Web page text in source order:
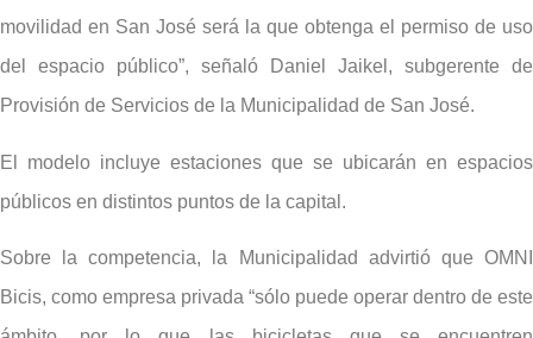
movilidad en San José será la que obtenga el permiso de uso
del espacio público”, señaló Daniel Jaikel, subgerente de
Provisión de Servicios de la Municipalidad de San José.
El modelo incluye estaciones que se ubicarán en espacios
públicos en distintos puntos de la capital.
Sobre la competencia, la Municipalidad advirtió que OMNI
Bicis, como empresa privada “sólo puede operar dentro de este